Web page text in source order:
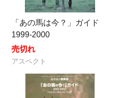
「あの馬は今？」ガイド
1999-2000
売切れ
アスペクト